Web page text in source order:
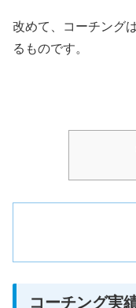
改めて、コーチング
るものです。
コーチング実